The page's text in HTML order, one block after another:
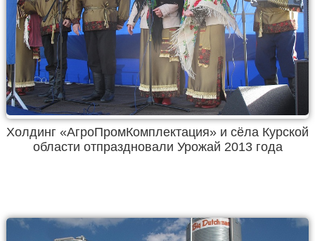
Холдинг «АгроПромКомплектация» и сёла Курской
области отпраздновали Урожай 2013 года